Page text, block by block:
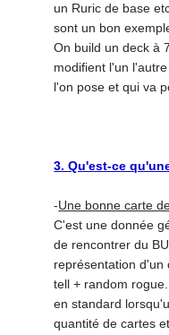
un Ruric de base
sont un bon
On build un deck à
modifient l'un
l'on pose et qui va
3. Qu'est-ce
-Une bonne carte
C'est une donnée
de rencontrer du
représentation d'un
tell + random
en standard
quantité de cartes